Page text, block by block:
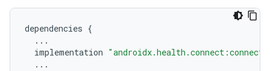
dependencies {
...
implementation
...